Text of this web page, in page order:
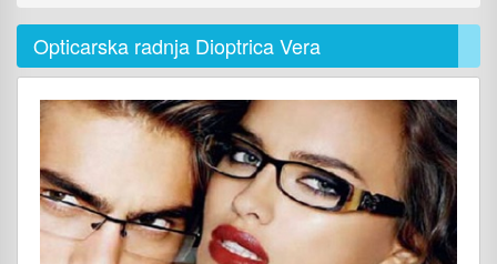
Opticarska radnja Dioptrica Vera